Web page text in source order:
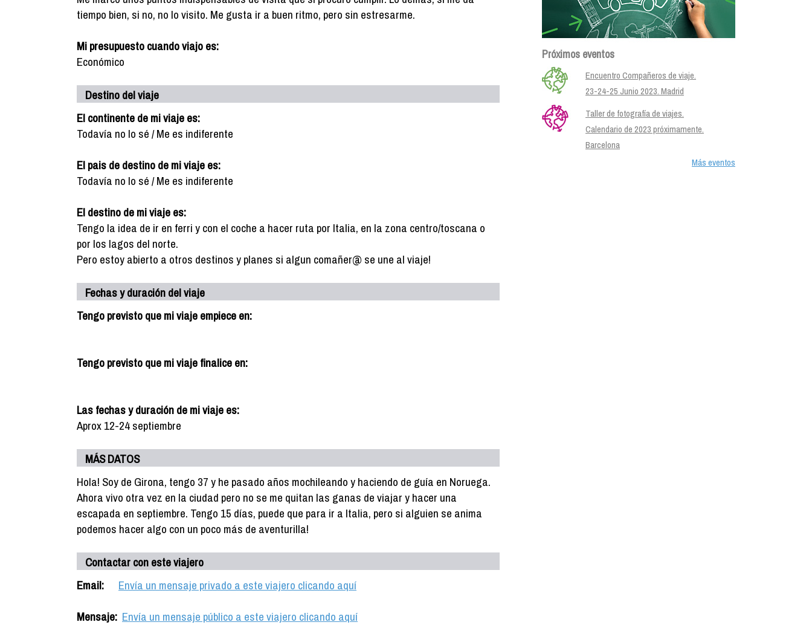
tiempo bien, si no, no lo visito. Me gusta ir a buen ritmo, pero sin estresarme.
Mi presupuesto cuando viajo es:
Económico
Destino del viaje
El continente de mi viaje es:
Todavía no lo sé / Me es indiferente
El pais de destino de mi viaje es:
Todavía no lo sé / Me es indiferente
El destino de mi viaje es:
Tengo la idea de ir en ferri y con el coche a hacer ruta por Italia, en la zona centro/toscana o
por los lagos del norte.
Pero estoy abierto a otros destinos y planes si algun comañer@ se une al viaje!
Fechas y duración del viaje
Tengo previsto que mi viaje empiece en:
Tengo previsto que mi viaje finalice en:
Las fechas y duración de mi viaje es:
Aprox 12-24 septiembre
MÁS DATOS
Hola! Soy de Girona, tengo 37 y he pasado años mochileando y haciendo de guía en Noruega.
Ahora vivo otra vez en la ciudad pero no se me quitan las ganas de viajar y hacer una
escapada en septiembre. Tengo 15 días, puede que para ir a Italia, pero si alguien se anima
podemos hacer algo con un poco más de aventurilla!
Contactar con este viajero
Email:
Envía un mensaje privado a este viajero clicando aquí
Mensaje: Envía un mensaje público a este viajero clicando aquí
Próximos eventos
Encuentro Compañeros de viaje.
23-24-25 Junio 2023. Madrid
Taller de fotografía de viajes.
Calendario de 2023 próximamente.
Barcelona
Más eventos